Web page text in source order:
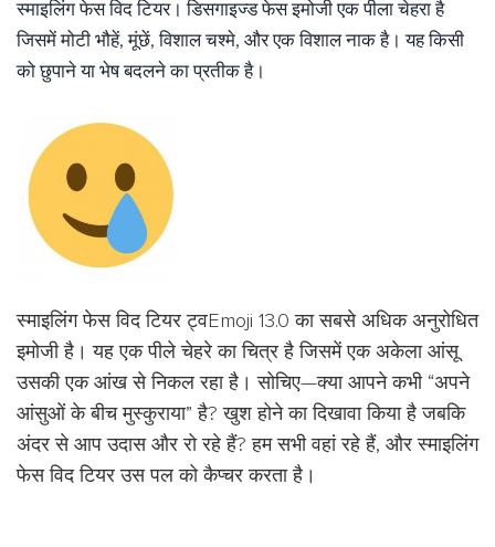
स्माइलिंग फेस विद टियर। डिसगाइज्ड फेस इमोजी एक पीला चेहरा है
जिसमें मोटी भौहें, मूंछें, विशाल चश्मे, और एक विशाल नाक है। यह किसी
को छुपाने या भेष बदलने का प्रतीक है।
स्माइलिंग फेस विद टियर ट्वEmoji 13.0 का सबसे अधिक अनुरोधित
इमोजी है। यह एक पीले चेहरे का चित्र है जिसमें एक अकेला आंसू
उसकी एक आंख से निकल रहा है। सोचिए—क्या आपने कभी “अपने
आंसुओं के बीच मुस्कुराया” है? खुश होने का दिखावा किया है जबकि
अंदर से आप उदास और रो रहे हैं? हम सभी वहां रहे हैं, और स्माइलिंग
फेस विद टियर उस पल को कैप्चर करता है।